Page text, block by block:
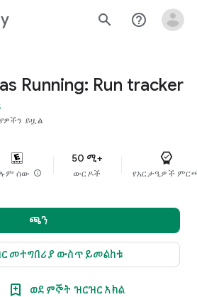
search help_outline
Running: Run tracker
ይዟል
ሰው info
50 ሚ+
ውርዶች የአርታዒዎች
ጫን
መተግበሪያ ውስጥ ይመልከቱ
ወደ ምኞት ዝርዝር አክል